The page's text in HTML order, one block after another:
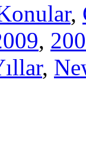
,
,
,